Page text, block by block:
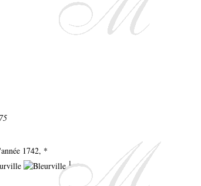
1742, *
1